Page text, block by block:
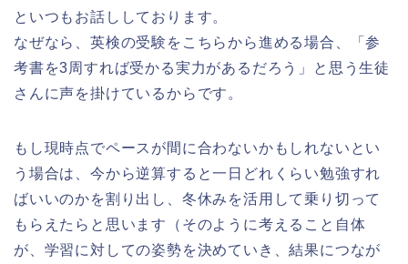
といつもお話ししております。
なぜなら、英検の受験をこちらから進める場合、「参
考書を3周すれば受かる実力があるだろう」と思う生徒
さんに声を掛けているからです。
もし現時点でペースが間に合わないかもしれないとい
う場合は、今から逆算すると一日どれくらい勉強すれ
ばいいのかを割り出し、冬休みを活用して乗り切って
もらえたらと思います（そのように考えること自体
が、学習に対しての姿勢を決めていき、結果につなが